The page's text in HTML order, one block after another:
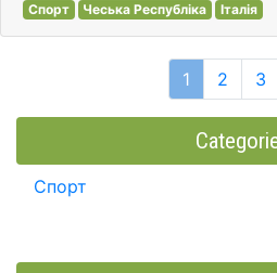
Спорт Чеська Республіка Італія
1 2 3
Спорт